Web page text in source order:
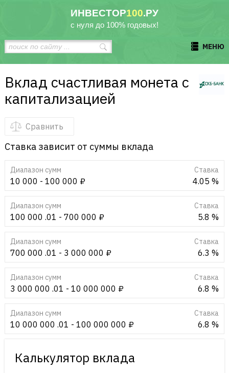
ИНВЕСТОР100.РУ
с нуля до 100% годовых!
МЕНЮ
Вклад счастливая монета с
капитализацией
Сравнить
Ставка зависит от суммы вклада
Диапазон сумм
10 000 - 100 000 ₽
Cтавка
4.05 %
Диапазон сумм
100 000 .01 - 700 000 ₽
Cтавка
5.8 %
Диапазон сумм
700 000 .01 - 3 000 000 ₽
Cтавка
6.3 %
Диапазон сумм
3 000 000 .01 - 10 000 000 ₽
Cтавка
6.8 %
Диапазон сумм
10 000 000 .01 - 100 000 000 ₽
Cтавка
6.8 %
Калькулятор вклада